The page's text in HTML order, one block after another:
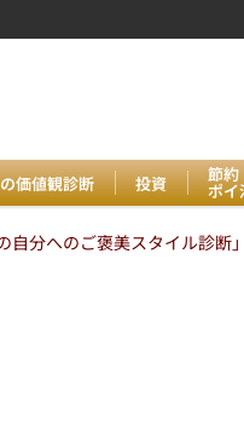
価値観診断 投資 節約
ポイ
自分へのご褒美スタイル診断